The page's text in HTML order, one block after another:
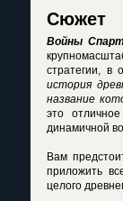
Сюжет
Войны
стратегии, в
история
название
это
динамичной
Вам
приложить
целого